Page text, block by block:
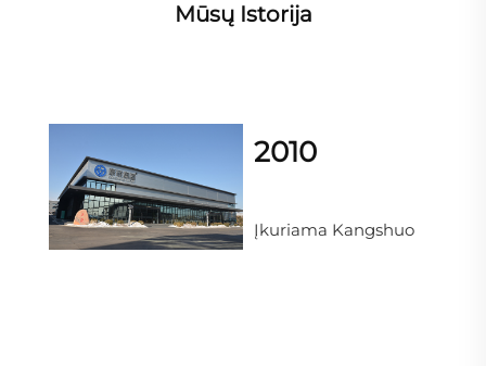
Mūsų Istorija
2010
Įkuriama Kangshuo